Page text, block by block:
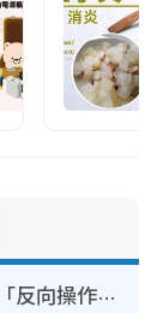
WhatsApp預設貼圖點刪？揭1招「反向操作」還原簡潔介面 附3步實測教學